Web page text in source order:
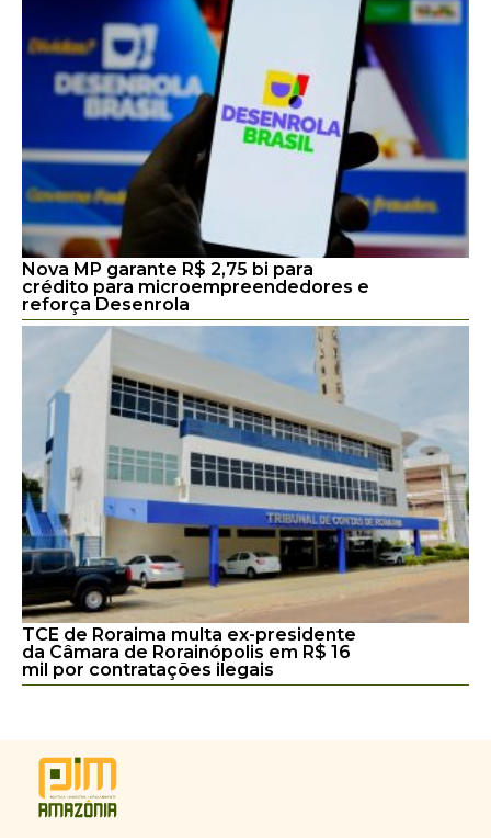
Nova MP garante R$ 2,75 bi para
crédito para microempreendedores e
reforça Desenrola
TCE de Roraima multa ex-presidente
da Câmara de Rorainópolis em R$ 16
mil por contratações ilegais